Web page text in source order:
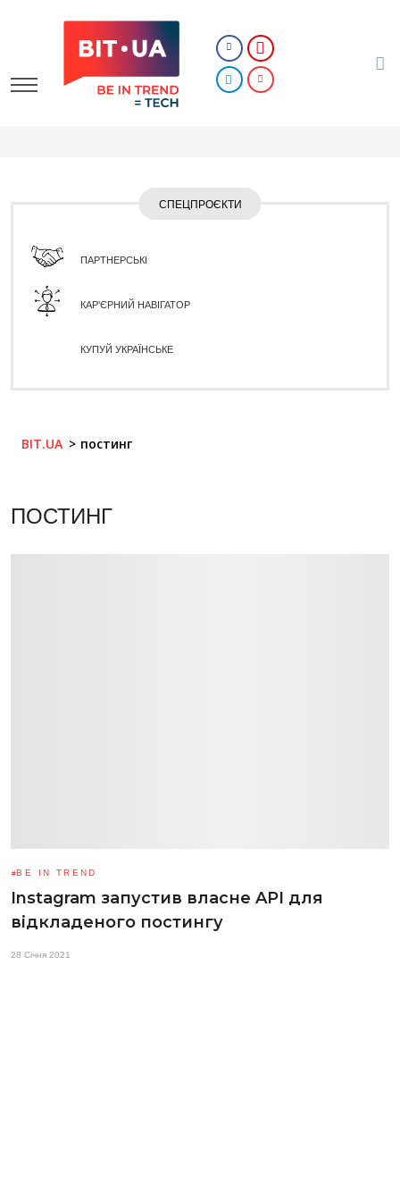
СПЕЦПРОЄКТИ
ПАРТНЕРСЬКІ
КАР'ЄРНИЙ НАВІГАТОР
КУПУЙ УКРАЇНСЬКЕ
BIT.UA постинг
ПОСТИНГ
BE IN TREND
Instagram запустив власне API для
відкладеного постингу
28 Січня 2021